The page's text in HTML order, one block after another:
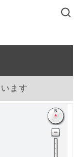
ます